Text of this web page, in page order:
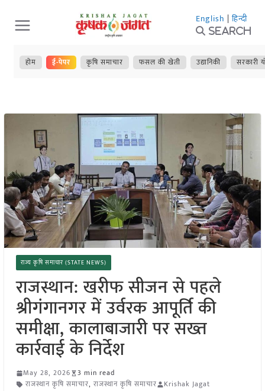
Skip
to
content
English | हिन्दी
Search
होम ई-पेपर कृषि समाचार फसल की खेती उद्यानिकी सरकारी
राज्य कृषि समाचार (STATE NEWS)
राजस्थान: खरीफ सीजन से पहले
श्रीगंगानगर में उर्वरक आपूर्ति की
समीक्षा, कालाबाजारी पर सख्त
कार्रवाई के निर्देश
May 28, 2026
3 min read
राजस्थान कृषि समाचार, राजस्थान कृषि समाचार Krishak Jagat